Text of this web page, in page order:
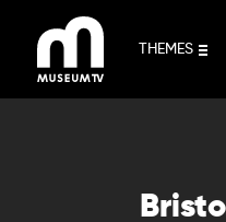
contenu
THEMES